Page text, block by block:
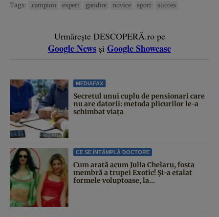
Tags: .campion expert gandire novice sport succes
Urmărește DESCOPERĂ.ro pe
Google News și Google Showcase
MEDIAFAX
Secretul unui cuplu de pensionari care
nu are datorii: metoda plicurilor le-a
schimbat viața
CE SE ÎNTÂMPLĂ DOCTORE
Cum arată acum Julia Chelaru, fosta
membră a trupei Exotic! Și-a etalat
formele voluptoase, la...